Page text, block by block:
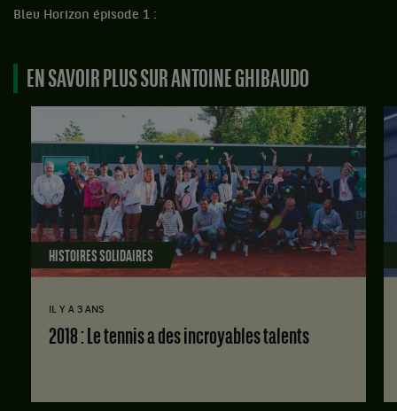
Bleu Horizon épisode 1 :
EN SAVOIR PLUS SUR ANTOINE GHIBAUDO
HISTOIRES SOLIDAIRES
IL Y A 3 ANS
2018 : Le tennis a des incroyables talents